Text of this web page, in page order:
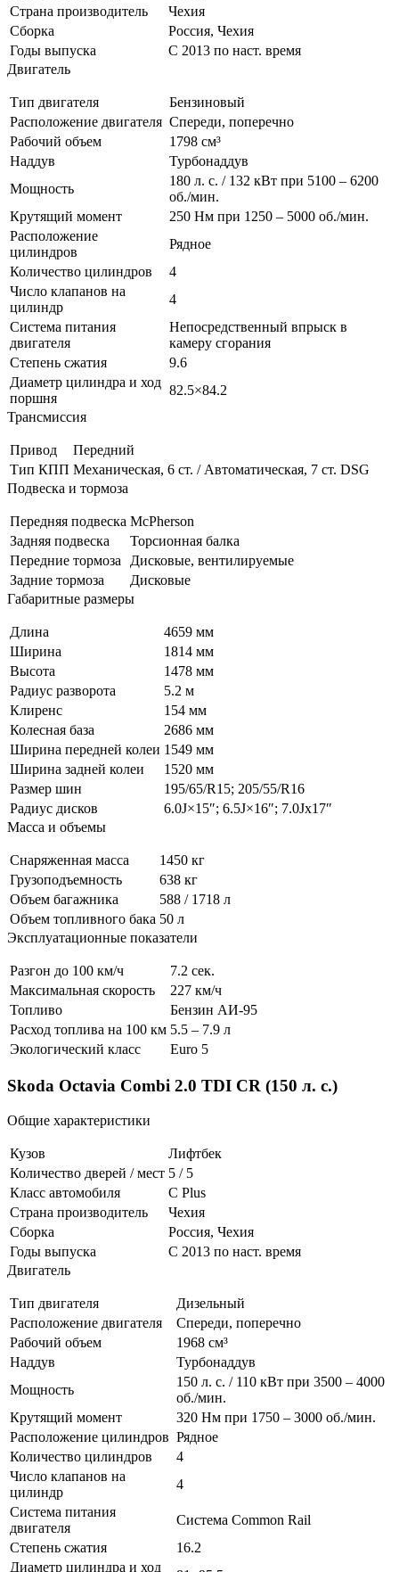
Страна производитель
Чехия
Сборка
Россия, Чехия
Годы выпуска
С 2013 по наст. время
Двигатель
Тип двигателя
Бензиновый
Расположение двигателя Спереди, поперечно
Рабочий объем
1798 см³
Наддув
Турбонаддув
Мощность
180 л. с. / 132 кВт при 5100 – 6200
об./мин.
Крутящий момент
250 Нм при 1250 – 5000 об./мин.
Расположение
цилиндров
Рядное
Количество цилиндров
4
Число клапанов на
цилиндр
4
Система питания
двигателя
Непосредственный впрыск в
камеру сгорания
Степень сжатия
9.6
Диаметр цилиндра и ход
поршня
82.5×84.2
Трансмиссия
Привод
Передний
Тип КПП Механическая, 6 ст. / Автоматическая, 7 ст. DSG
Подвеска и тормоза
Передняя подвеска McPherson
Задняя подвеска
Торсионная балка
Передние тормоза
Дисковые, вентилируемые
Задние тормоза
Дисковые
Габаритные размеры
Длина
4659 мм
Ширина
1814 мм
Высота
1478 мм
Радиус разворота
5.2 м
Клиренс
154 мм
Колесная база
2686 мм
Ширина передней колеи 1549 мм
Ширина задней колеи
1520 мм
Размер шин
195/65/R15; 205/55/R16
Радиус дисков
6.0J×15″; 6.5J×16″; 7.0Jx17″
Масса и объемы
Снаряженная масса
1450 кг
Грузоподъемность
638 кг
Объем багажника
588 / 1718 л
Объем топливного бака 50 л
Эксплуатационные показатели
Разгон до 100 км/ч
7.2 сек.
Максимальная скорость
227 км/ч
Топливо
Бензин АИ-95
Расход топлива на 100 км 5.5 – 7.9 л
Экологический класс
Euro 5
Skoda Octavia Combi 2.0 TDI CR (150 л. с.)
Общие характеристики
Кузов
Лифтбек
Количество дверей / мест 5 / 5
Класс автомобиля
С Plus
Страна производитель
Чехия
Сборка
Россия, Чехия
Годы выпуска
С 2013 по наст. время
Двигатель
Тип двигателя
Дизельный
Расположение двигателя
Спереди, поперечно
Рабочий объем
1968 см³
Наддув
Турбонаддув
Мощность
150 л. с. / 110 кВт при 3500 – 4000
об./мин.
Крутящий момент
320 Нм при 1750 – 3000 об./мин.
Расположение цилиндров Рядное
Количество цилиндров
4
Число клапанов на
цилиндр
4
Система питания
двигателя
Система Common Rail
Степень сжатия
16.2
Диаметр цилиндра и ход